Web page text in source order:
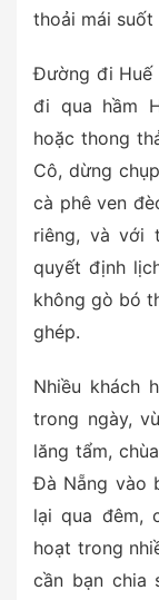
thoải mái suốt
Đường đi Huế
đi qua hầm
hoặc thong
Cô, dừng
cà phê ven
riêng, và với
quyết định
không gò bó
ghép.
Nhiều khách
trong ngày,
lăng tẩm,
Đà Nẵng vào
lại qua đêm,
hoạt trong
cần bạn chia